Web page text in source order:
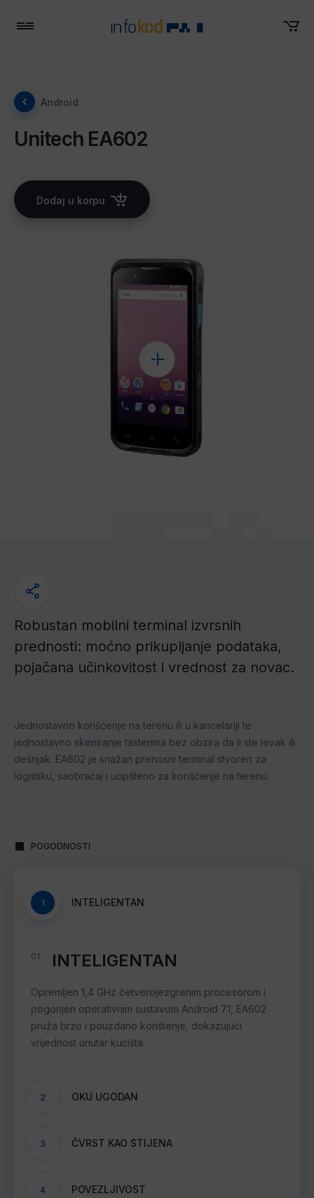
Android
Unitech EA602
Dodaj u korpu
Robustan mobilni terminal izvrsnih
prednosti: moćno prikupljanje podataka,
pojačana učinkovitost i vrednost za novac.
Jednostavno korišćenje na terenu ili u kancelariji te
jednostavno skeniranje tasterima bez obzira da li ste levak ili
dešnjak. EA602 je snažan prenosni terminal stvoren za
logistiku, saobraćaj i uopšteno za korišćenje na terenu.
POGODNOSTI
1 INTELIGENTAN
01 INTELIGENTAN
Opremljen 1,4 GHz četverojezgrenim procesorom i
pogonjen operativnim sustavom Android 7.1, EA602
pruža brzo i pouzdano korištenje, dokazujući
vrijednost unutar kućišta.
2 OKU UGODAN
3 ČVRST KAO STIJENA
4 POVEZLJIVOST